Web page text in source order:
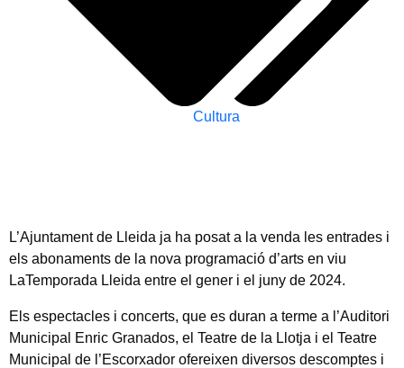
Cultura
L’Ajuntament de Lleida ja ha posat a la venda les entrades i
els abonaments de la nova programació d’arts en viu
LaTemporada Lleida entre el gener i el juny de 2024.
Els espectacles i concerts, que es duran a terme a l’Auditori
Municipal Enric Granados, el Teatre de la Llotja i el Teatre
Municipal de l’Escorxador ofereixen diversos descomptes i